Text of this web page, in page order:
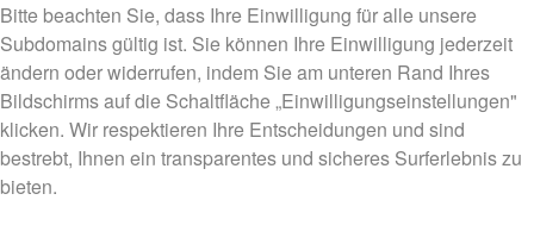
Bitte beachten Sie, dass Ihre Einwilligung für alle unsere
Subdomains gültig ist. Sie können Ihre Einwilligung jederzeit
ändern oder widerrufen, indem Sie am unteren Rand Ihres
Bildschirms auf die Schaltfläche „Einwilligungseinstellungen"
klicken. Wir respektieren Ihre Entscheidungen und sind
bestrebt, Ihnen ein transparentes und sicheres Surferlebnis zu
bieten.